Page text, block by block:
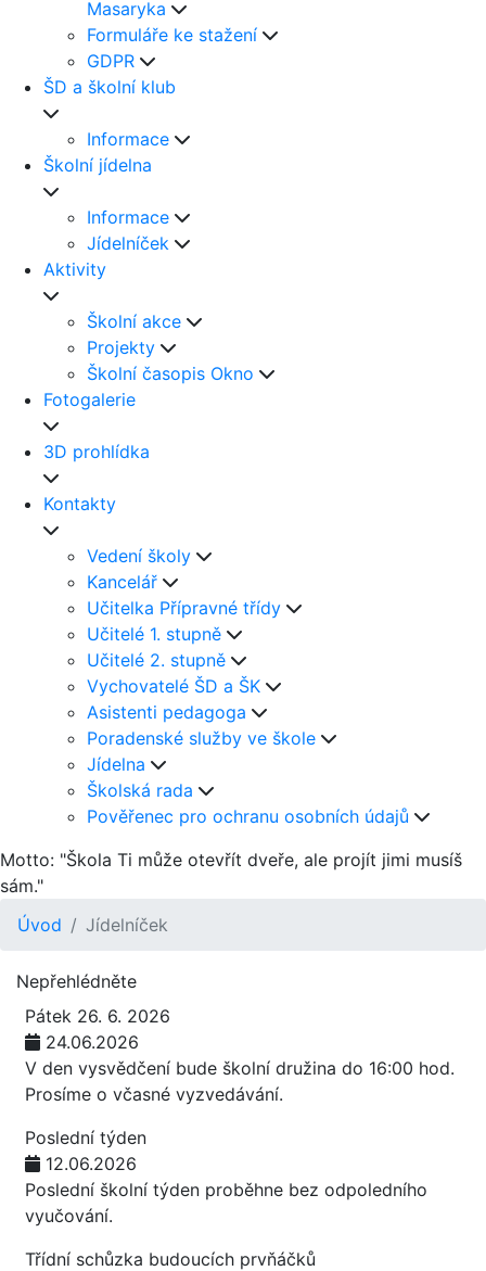
Masaryka
Formuláře ke stažení
GDPR
ŠD a školní klub
Informace
Školní jídelna
Informace
Jídelníček
Aktivity
Školní akce
Projekty
Školní časopis Okno
Fotogalerie
3D prohlídka
Kontakty
Vedení školy
Kancelář
Učitelka Přípravné třídy
Učitelé 1. stupně
Učitelé 2. stupně
Vychovatelé ŠD a ŠK
Asistenti pedagoga
Poradenské služby ve škole
Jídelna
Školská rada
Pověřenec pro ochranu osobních údajů
Motto: "Škola Ti může otevřít dveře, ale projít jimi musíš
sám."
Úvod
Jídelníček
Nepřehlédněte
Pátek 26. 6. 2026
24.06.2026
V den vysvědčení bude školní družina do 16:00 hod.
Prosíme o včasné vyzvedávání.
Poslední týden
12.06.2026
Poslední školní týden proběhne bez odpoledního
vyučování.
Třídní schůzka budoucích prvňáčků